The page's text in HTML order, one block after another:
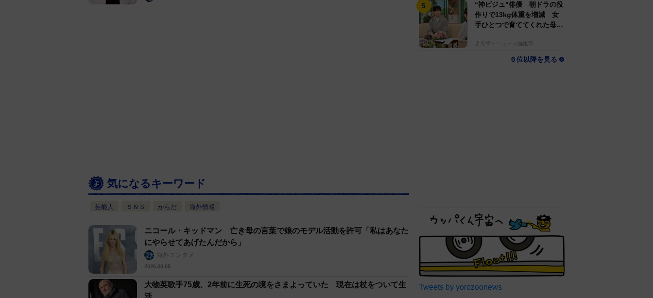
気になるキーワード
芸能人 ＳＮＳ からだ 海外情報
ニコール・キッドマン 亡き母の言葉で娘のモデル活動を許可「私はあなた
にやらせてあげたんだから」
海外エンタメ
2026.08.05
大物英歌手75歳、2年前に生死の境をさまよっていた 現在は杖をついて生
活
“神ビジュ"俳優 朝ドラの役
作りで13kg体重を増減 女
手ひとつで育ててくれた母へ
よろず～ニュース編集部
６位以降を見る
Tweets by yorozoonews